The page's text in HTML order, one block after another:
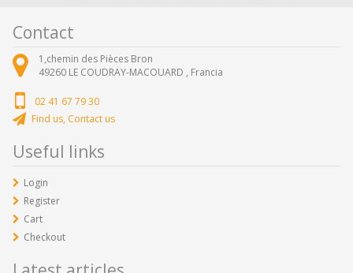
Contact
1,chemin des Pièces Bron
49260 LE COUDRAY-MACOUARD , Francia
02 41 67 79 30
Find us, Contact us
Useful links
Login
Register
Cart
Checkout